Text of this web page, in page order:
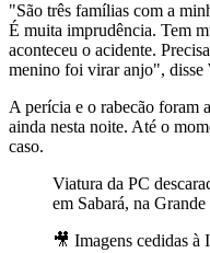
"São três famílias com a
É muita imprudência. Tem
aconteceu o acidente.
menino foi virar anjo", disse
A perícia e o rabecão foram
ainda nesta noite. Até o
caso.
Viatura da PC
em Sabará, na
🎥 Imagens cedidas à